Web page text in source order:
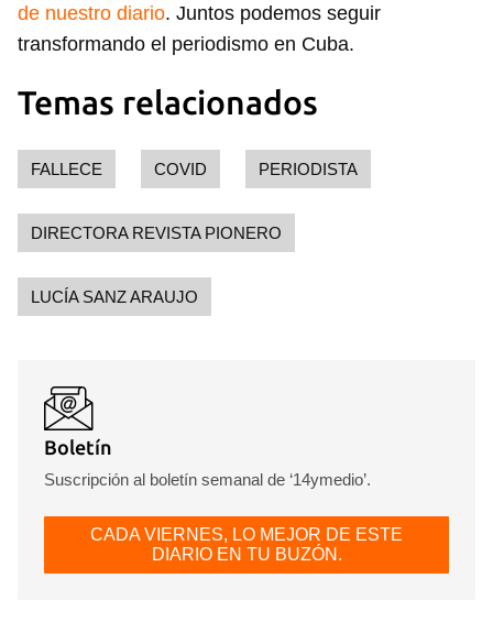
de nuestro diario. Juntos podemos seguir
transformando el periodismo en Cuba.
Temas relacionados
FALLECE COVID PERIODISTA
DIRECTORA REVISTA PIONERO
LUCÍA SANZ ARAUJO
Boletín
Suscripción al boletín semanal de ‘14ymedio’.
CADA VIERNES, LO MEJOR DE ESTE
DIARIO EN TU BUZÓN.